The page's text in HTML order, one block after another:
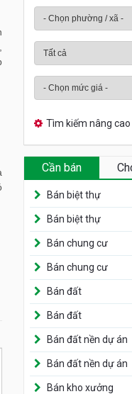
Tìm kiếm nâng cao
Cần bán
Bán biệt thự
Bán biệt thự
Bán chung cư
Bán chung cư
Bán đất
Bán đất
Bán đất nền dự án
Bán đất nền dự án
Bán kho xưởng